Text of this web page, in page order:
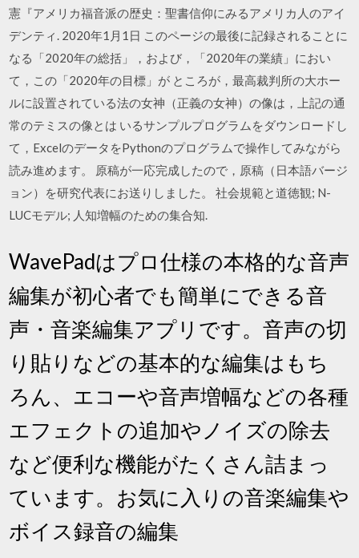
憲『アメリカ福音派の歴史：聖書信仰にみるアメリカ人のアイ
デンティ. 2020年1月1日 このページの最後に記録されることに
なる「2020年の総括」，および，「2020年の業績」におい
て，この「2020年の目標」が ところが，最高裁判所の大ホー
ルに設置されている法の女神（正義の女神）の像は，上記の通
常のテミスの像とは いるサンプルプログラムをダウンロードし
て，ExcelのデータをPythonのプログラムで操作してみながら
読み進めます。 原稿が一応完成したので，原稿（日本語バージ
ョン）を研究代表にお送りしました。 社会規範と道徳観; N-
LUCモデル; 人知増幅のための集合知.
‎WavePadはプロ仕様の本格的な音声
編集が初心者でも簡単にできる音
声・音楽編集アプリです。音声の切
り貼りなどの基本的な編集はもち
ろん、エコーや音声増幅などの各種
エフェクトの追加やノイズの除去
など便利な機能がたくさん詰まっ
ています。お気に入りの音楽編集や
ボイス録音の編集